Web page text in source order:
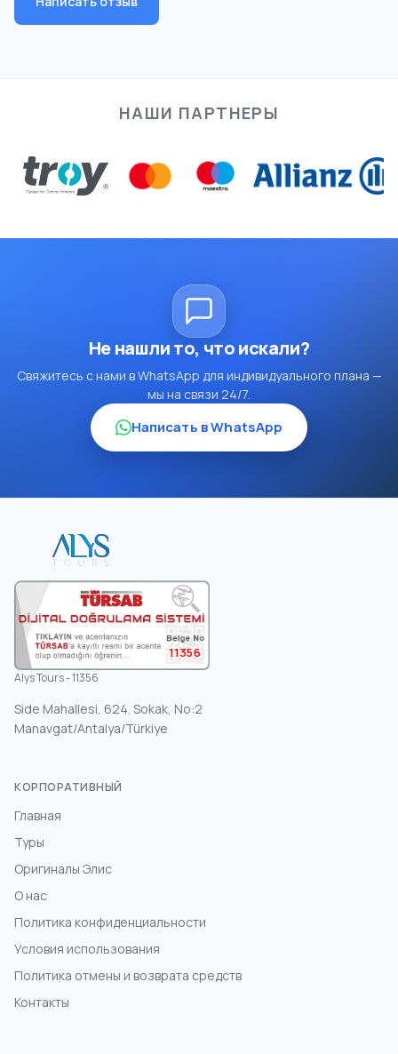
НАШИ ПАРТНЕРЫ
Не нашли то, что искали?
Свяжитесь с нами в WhatsApp для индивидуального плана —
мы на связи 24/7.
Написать в WhatsApp
11356
Alys Tours - 11356
Side Mahallesi, 624. Sokak, No:2
Manavgat/Antalya/Türkiye
КОРПОРАТИВНЫЙ
Главная
Туры
Оригиналы Элис
О нас
Политика конфиденциальности
Условия использования
Политика отмены и возврата средств
Контакты